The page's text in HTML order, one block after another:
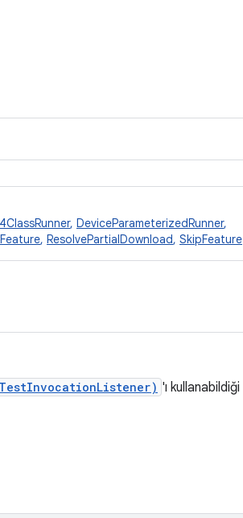
, DeviceParameterizedRunner,
, ResolvePartialDownload, SkipFeature
'ı kullanabildiği